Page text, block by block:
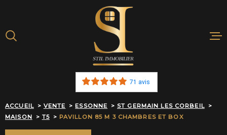
recherche
principal
ESTIMATION
71 avis
ACCUEIL VENTE ESSONNE
ST GERMAIN LES CORBEIL
MAISON
T5 PAVILLON 85 M 3 CHAMBRES ET BOX